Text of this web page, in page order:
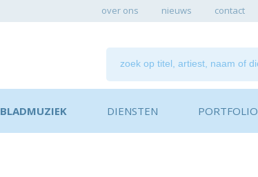
over ons nieuws contact
BLADMUZIEK DIENSTEN PORTFOLIO